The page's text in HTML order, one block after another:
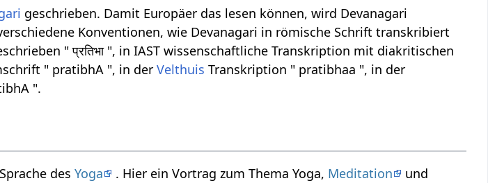
geschrieben. Damit Europäer das lesen können, wird Devanagari
Konventionen, wie Devanagari in römische Schrift transkribiert
" प्रतिभा ", in IAST wissenschaftliche Transkription mit diakritischen
" pratibhA ", in derVelthuis Transkription " pratibhaa ", in der
".
desYoga . Hier ein Vortrag zum Thema Yoga, Meditation
und